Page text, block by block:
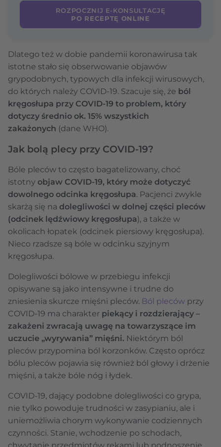
ROZPOCZNIJ E-KONSULTACJĘ
PO RECEPTĘ ONLINE
Dlatego też w dobie pandemii koronawirusa tak
istotne stało się obserwowanie objawów
grypodobnych, typowych dla infekcji wirusowych,
do których należy COVID-19. Szacuje się, że ból
kręgosłupa przy COVID-19 to problem, który
dotyczy średnio ok. 15% wszystkich
zakażonych (dane WHO).
Jak bolą plecy przy COVID-19?
Bóle pleców to często bagatelizowany, choć
istotny objaw COVID-19, który może dotyczyć
dowolnego odcinka kręgosłupa. Pacjenci zwykle
skarżą się na dolegliwości w dolnej części pleców
(odcinek lędźwiowy kręgosłupa), a także w
okolicach łopatek (odcinek piersiowy kręgosłupa).
Nieco rzadsze są bóle w odcinku szyjnym
kręgosłupa.
Dolegliwości bólowe w przebiegu infekcji
opisywane są jako intensywne i trudne do
zniesienia skurcze mięśni pleców. Ból pleców przy
COVID-19 ma charakter piekący i rozdzierający –
zakażeni zwracają uwagę na towarzyszące im
uczucie „wyrywania” mięśni. Niektórym ból
pleców przypomina ból korzonków. Często oprócz
bólu pleców pojawia się również ból głowy i drżenie
mięśni, a także bóle nóg i łydek.
COVID-19, dający podobne dolegliwości co grypa,
nie tylko powoduje trudności w zasypianiu, ale i
uniemożliwia chorym wykonywanie codziennych
czynności. Stanie, wchodzenie po schodach,